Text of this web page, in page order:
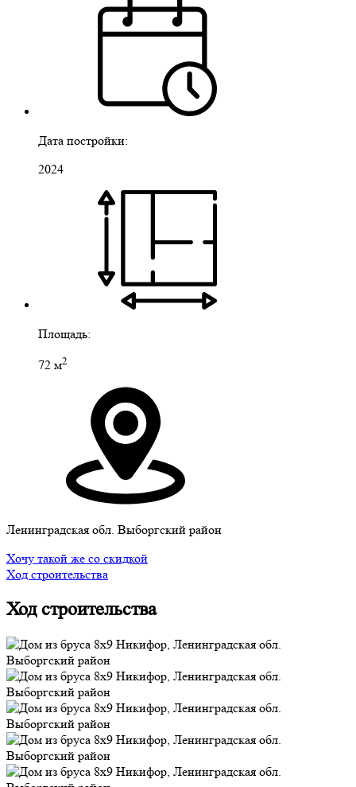
Дата постройки:
2024
Площадь:
72 м2
Ленинградская обл. Выборгский район
Хочу такой же со скидкой
Ход строительства
Ход строительства